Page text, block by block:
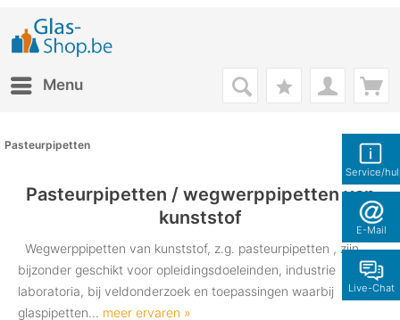
Service/
E-Mail
Live-Chat
Menu
Pasteurpipetten
Pasteurpipetten / wegwerppipetten van
kunststof
Wegwerppipetten van kunststof, z.g. pasteurpipetten , zijn
bijzonder geschikt voor opleidingsdoeleinden, industrie
laboratoria, bij veldonderzoek en toepassingen waarbij
glaspipetten... meer ervaren »